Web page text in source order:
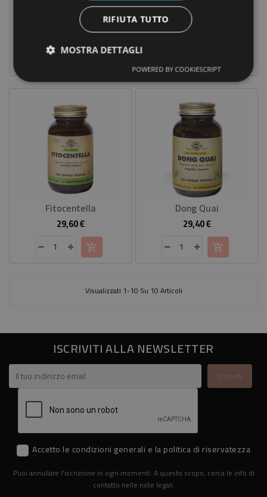
Flavo C
Prezzo
Fitoginkgo
39,80 €
Fitocentella
29,60 €Prezzo
Dong Quai
29,40 €Prezzo
Visualizzati 1-10 Su 10 Articoli
ISCRIVITI ALLA NEWSLETTER
Accetto le condizioni generali e la politica di riservatezza
Puoi annullare l'iscrizione in ogni momenti. A questo scopo, cerca le info di
contatto nelle note legali.
RIFIUTA TUTTO
MOSTRA DETTAGLI
POWERED BY COOKIESCRIPT